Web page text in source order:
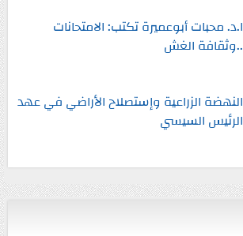
ا.د. محبات أبوعميرة تكتب: الامتحانات
..وثقافة الغش
النهضة الزراعية وإستصلاح الأراضي في عهد
الرئيس السيسي